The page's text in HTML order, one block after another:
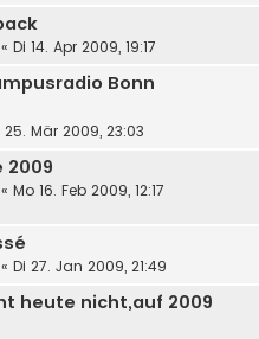
« Di 14. Apr 2009, 19:17
Bonn
25. Mär 2009, 23:03
2009
« Mo 16. Feb 2009, 12:17
« Di 27. Jan 2009, 21:49
heute nicht,auf 2009